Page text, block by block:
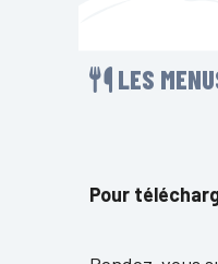
LES
Pour